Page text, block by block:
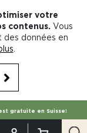
votre
contenus. Vous
données en
gratuite en Suisse!